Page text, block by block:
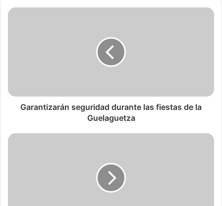
Garantizarán seguridad durante las fiestas de la
Guelaguetza